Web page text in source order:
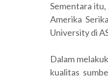
Sementara
Amerika
University di
Dalam
kualitas